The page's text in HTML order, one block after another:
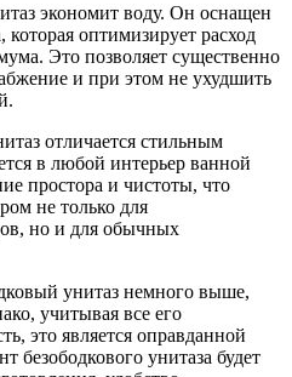
экономит воду. Он оснащен
оптимизирует расход
Это позволяет существенно
и при этом не ухудшить
отличается стильным
в любой интерьер ванной
простора и чистоты, что
не только для
но и для обычных
унитаз немного выше,
учитывая все его
это является оправданной
безободкового унитаза будет